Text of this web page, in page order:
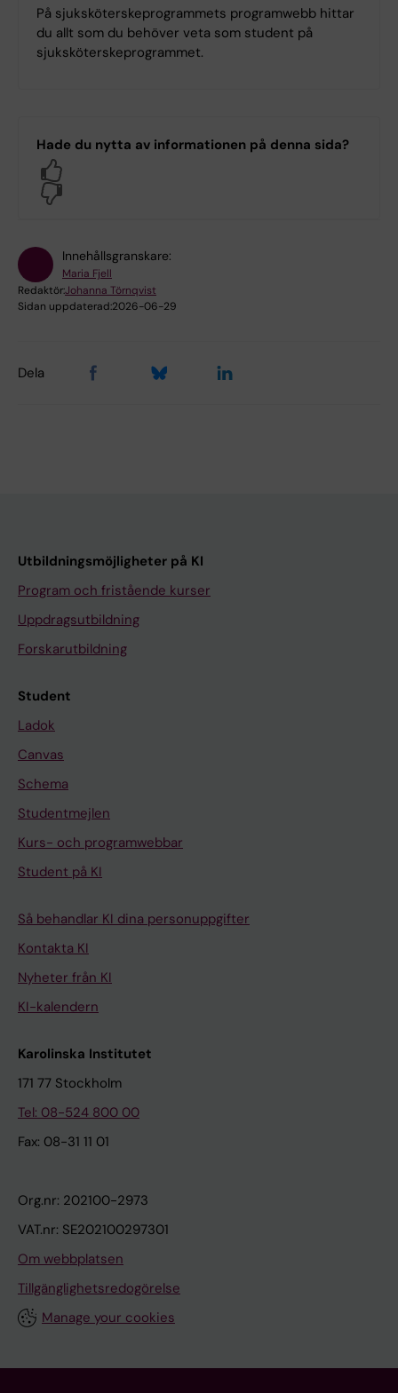
På sjuksköterskeprogrammets programwebb hittar
du allt som du behöver veta som student på
sjuksköterskeprogrammet.
Hade du nytta av informationen på denna sida?
Innehållsgranskare:
Maria Fjell
Redaktör:Johanna Törnqvist
Sidan uppdaterad:2026-06-29
Dela
Utbildningsmöjligheter på KI
Program och fristående kurser
Uppdragsutbildning
Forskarutbildning
Student
Ladok
Canvas
Schema
Studentmejlen
Kurs- och programwebbar
Student på KI
Så behandlar KI dina personuppgifter
Kontakta KI
Nyheter från KI
KI-kalendern
Karolinska Institutet
171 77 Stockholm
Tel: 08-524 800 00
Fax: 08-31 11 01
Org.nr: 202100-2973
VAT.nr: SE202100297301
Om webbplatsen
Tillgänglighetsredogörelse
Manage your cookies